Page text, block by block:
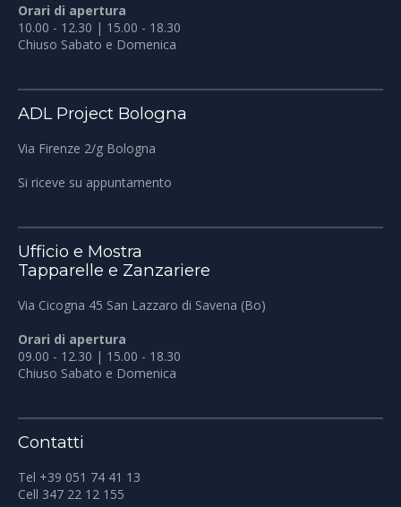
Orari di apertura
10.00 - 12.30 | 15.00 - 18.30
Chiuso Sabato e Domenica
ADL Project Bologna
Via Firenze 2/g Bologna
Si riceve su appuntamento
Ufficio e Mostra
Tapparelle e Zanzariere
Via Cicogna 45 San Lazzaro di Savena (Bo)
Orari di apertura
09.00 - 12.30 | 15.00 - 18.30
Chiuso Sabato e Domenica
Contatti
Tel +39 051 74 41 13
Cell 347 22 12 155